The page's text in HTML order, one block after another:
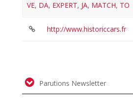
VE, DA, EXPERT, JA, MATCH, TO
http://www.historiccars.fr
Parutions Newsletter